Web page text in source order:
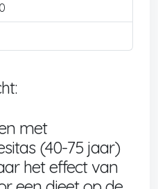
met
(40-75 jaar)
het effect van